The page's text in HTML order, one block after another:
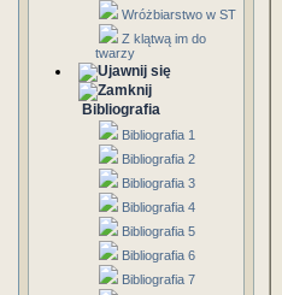
Wróżbiarstwo w ST
Z klątwą im do
twarzy
Bibliografia
Bibliografia 1
Bibliografia 2
Bibliografia 3
Bibliografia 4
Bibliografia 5
Bibliografia 6
Bibliografia 7